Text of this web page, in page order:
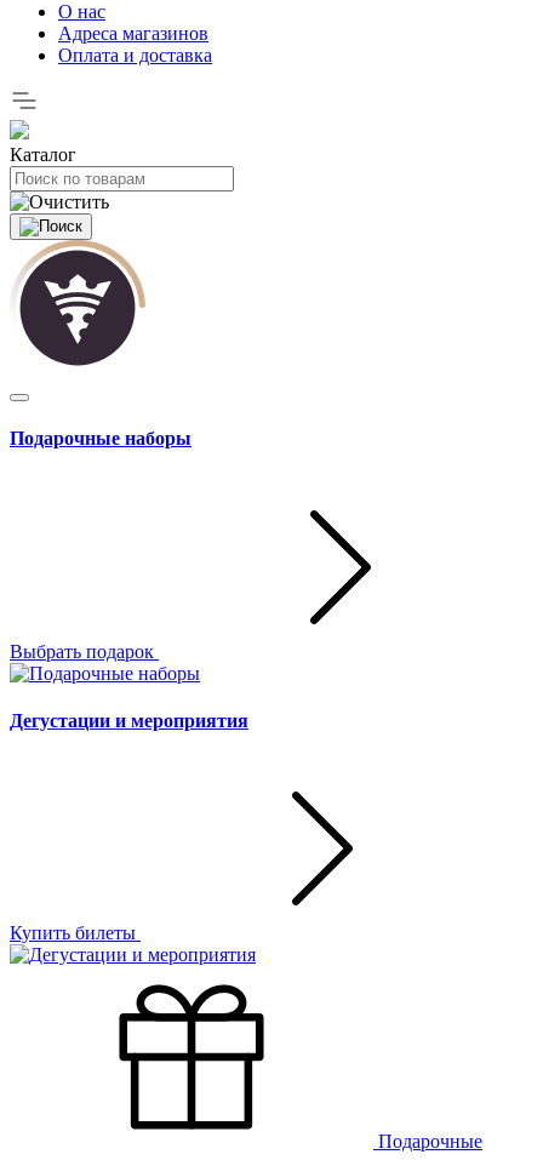
О нас
Адреса магазинов
Оплата и доставка
Каталог
Подарочные наборы
Выбрать подарок
Дегустации и мероприятия
Купить билеты
Подарочные